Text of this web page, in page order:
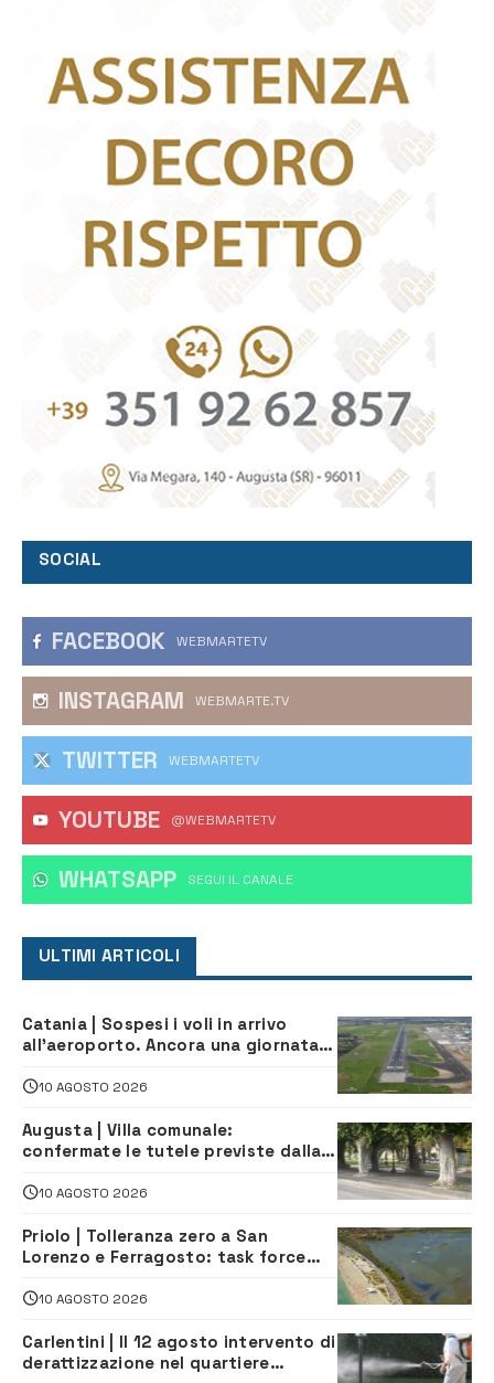
SOCIAL
FACEBOOK WEBMARTETV
INSTAGRAM WEBMARTE.TV
TWITTER WEBMARTETV
YOUTUBE @WEBMARTETV
WHATSAPP ‎SEGUI IL CANALE
ULTIMI ARTICOLI
Catania | Sospesi i voli in arrivo
all’aeroporto. Ancora una giornata
10 AGOSTO 2026
Augusta | Villa comunale:
confermate le tutele previste dalla
10 AGOSTO 2026
Priolo | Tolleranza zero a San
Lorenzo e Ferragosto: task force
navette gratuite
10 AGOSTO 2026
Carlentini | Il 12 agosto intervento di
derattizzazione nel quartiere